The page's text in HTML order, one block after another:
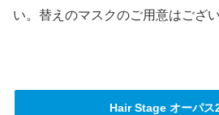
い。替えのマスクのご用意はござ
Hair Stage オーパス